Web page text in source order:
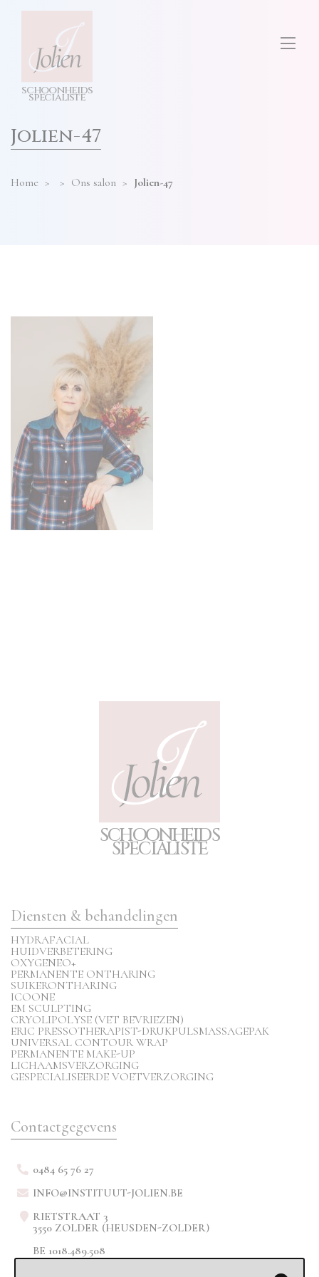
schoonheids
specialiste
invullen
Jolien-47
Home > > Ons salon > Jolien-47
SCHOONHEIDS
SPECIALISTE
Diensten & behandelingen
HYDRAFACIAL
HUIDVERBETERING
OXYGENEO+
PERMANENTE ONTHARING
SUIKERONTHARING
ICOONE
EM SCULPTING
CRYOLIPOLYSE (VET BEVRIEZEN)
ERIC PRESSOTHERAPIST-DRUKPULSMASSAGEPAK
UNIVERSAL CONTOUR WRAP
PERMANENTE MAKE-UP
LICHAAMSVERZORGING
GESPECIALISEERDE VOETVERZORGING
Contactgegevens
0484 65 76 27
INFO@INSTITUUT-JOLIEN.BE
RIETSTRAAT 3
3550 ZOLDER (HEUSDEN-ZOLDER)
BE 1018.489.508